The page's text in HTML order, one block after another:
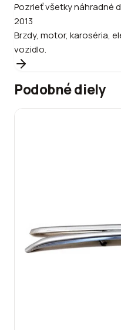
Pozrieť všetky náhradné
2013
Brzdy, motor, karoséria,
vozidlo.
Podobné diely